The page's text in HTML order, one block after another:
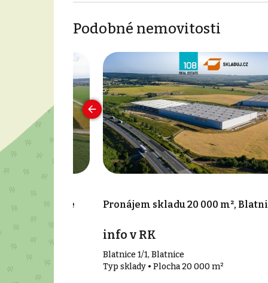
Podobné nemovitosti
m², Blatnice
m²
Pronájem skladu 20 000 m²,
info v RK
Blatnice 1/1, Blatnice
Typ sklady • Plocha 20 000 m²